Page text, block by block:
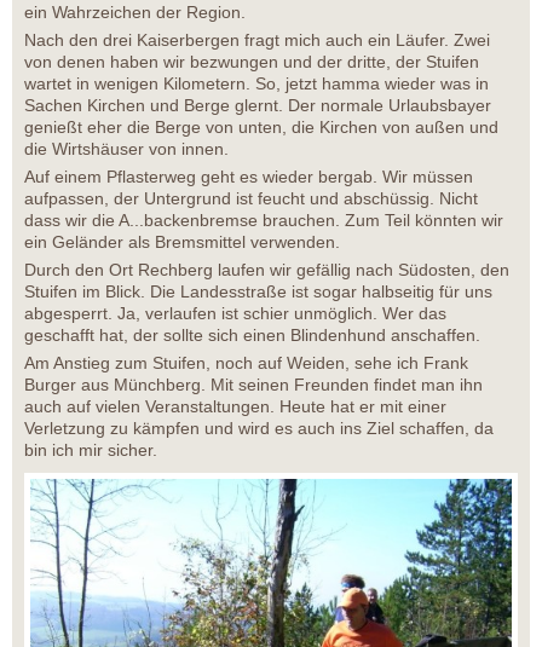
ein Wahrzeichen der Region.
Nach den drei Kaiserbergen fragt mich auch ein Läufer. Zwei
von denen haben wir bezwungen und der dritte, der Stuifen
wartet in wenigen Kilometern. So, jetzt hamma wieder was in
Sachen Kirchen und Berge glernt. Der normale Urlaubsbayer
genießt eher die Berge von unten, die Kirchen von außen und
die Wirtshäuser von innen.
Auf einem Pflasterweg geht es wieder bergab. Wir müssen
aufpassen, der Untergrund ist feucht und abschüssig. Nicht
dass wir die A...backenbremse brauchen. Zum Teil könnten wir
ein Geländer als Bremsmittel verwenden.
Durch den Ort Rechberg laufen wir gefällig nach Südosten, den
Stuifen im Blick. Die Landesstraße ist sogar halbseitig für uns
abgesperrt. Ja, verlaufen ist schier unmöglich. Wer das
geschafft hat, der sollte sich einen Blindenhund anschaffen.
Am Anstieg zum Stuifen, noch auf Weiden, sehe ich Frank
Burger aus Münchberg. Mit seinen Freunden findet man ihn
auch auf vielen Veranstaltungen. Heute hat er mit einer
Verletzung zu kämpfen und wird es auch ins Ziel schaffen, da
bin ich mir sicher.